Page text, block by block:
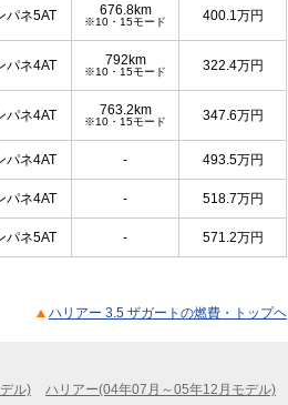
パネ5AT 676.8km
※10・15モード 400.1万円
パネ4AT 792km
※10・15モード 322.4万円
パネ4AT 763.2km
※10・15モード 347.6万円
パネ4AT - 493.5万円
パネ4AT - 518.7万円
パネ5AT - 571.2万円
ハリアー 3.5 ザガートの燃費・トップヘ
ル) ハリアー(04年07月～05年12月モデル)